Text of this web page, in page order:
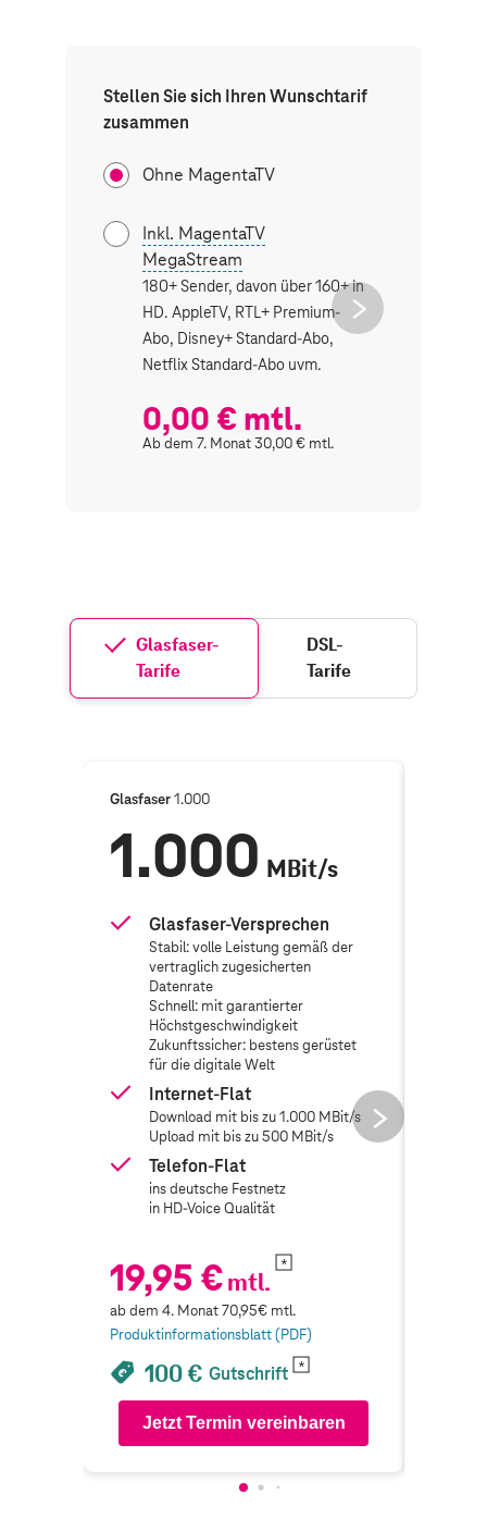
Stellen Sie sich Ihren Wunschtarif
zusammen
Ohne MagentaTV
Inkl. MagentaTV
MegaStream
180+ Sender, davon über 160+ in
HD. AppleTV, RTL+ Premium-
Abo, Disney+ Standard-Abo,
Netflix Standard-Abo uvm.
0,00 € mtl.
Ab dem 7. Monat 30,00 € mtl.
next
button
Glasfaser-
Tarife
DSL-
Tarife
Glasfaser1.000
1.000 MBit/s
Glasfaser-Versprechen
Stabil: volle Leistung gemäß der
vertraglich zugesicherten
Datenrate
Schnell: mit garantierter
Höchstgeschwindigkeit
Zukunftssicher: bestens gerüstet
für die digitale Welt
Internet-Flat
Download mit bis zu 1.000 MBit/s
Upload mit bis zu 500 MBit/s
Telefon-Flat
ins deutsche Festnetz
in HD-Voice Qualität
19,95 €mtl.
ab dem 4. Monat 70,95€ mtl.
Produktinformationsblatt (PDF)
100 € Gutschrift
Jetzt Termin vereinbaren
next
button